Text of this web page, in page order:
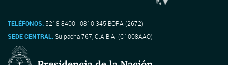
TELÉFONOS: 5218-8400 - 0810-345-BORA (2672)
SEDE CENTRAL:Suipacha 767, C.A.B.A. (C1008AAO)